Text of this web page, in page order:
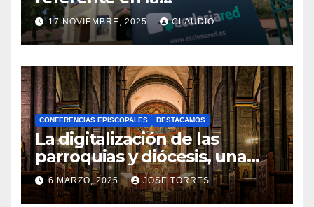
transformación digital
gracias a Ecclesiared
17 NOVIEMBRE, 2025 CLAUDIO
N
O
H
A
Y
C
O
M
CONFERENCIAS EPISCOPALES DESTACAMOS
La digitalización de las
parroquias y diócesis, una
realidad ya para el futuro de
la Iglesia
6 MARZO, 2025 JOSE TORRES
N